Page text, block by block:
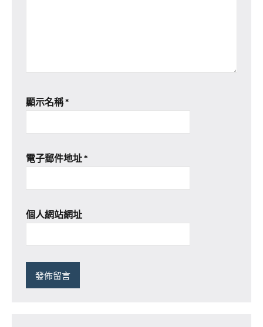
顯示名稱*
電子郵件地址*
個人網站網址